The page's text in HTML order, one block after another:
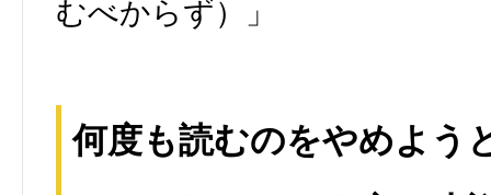
むべからず）」
何度も読むのをやめよう